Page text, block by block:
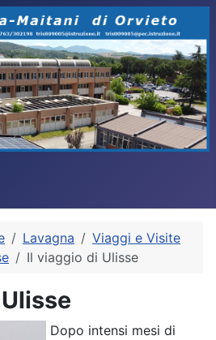
Lavagna
Viaggi e Visite
Il viaggio di Ulisse
Dopo intensi mesi di